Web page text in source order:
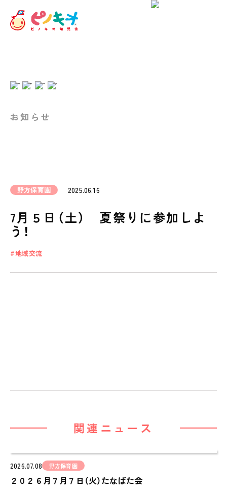
OUR PRINCIPLE
ピノキオハウス
cocoiro
児童発達支援・
放課後等デイサービス
お知らせ
野方保育園 2025.06.16
7月５日（土） 夏祭りに参加しよ
う！
地域交流
関連ニュース
2026.07.08 野方保育園
２０２６月７月７日（火）たなばた会